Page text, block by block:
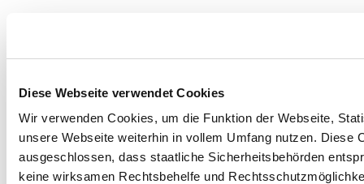
Diese Webseite verwendet Cookies
Wir verwenden Cookies, um die Funktion der Webseite,
unsere Webseite weiterhin in vollem Umfang nutzen.
ausgeschlossen, dass staatliche Sicherheitsbehörden
keine wirksamen Rechtsbehelfe und